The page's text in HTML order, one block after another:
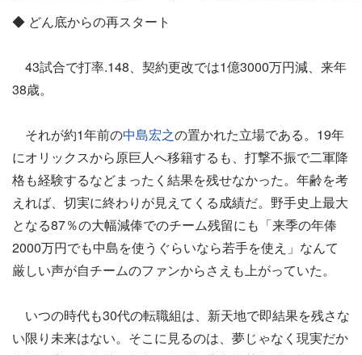
◆ どん底からの再スタート
43試合で打率.148、契約更改では1億3000万円減、来年
38歳。
それが約1年前の中島宏之の置かれた立場である。19年
にオリックスから原巨人へ移籍するも、打撃不振で二軍降
格も経験するなどまったく結果を残せなかった。年齢を考
えれば、切実に終わりが見えてくる成績だ。野手史上最大
となる87％の大幅減俸でのチーム残留にも「来季の年俸
2000万円でも中島を使うぐらいなら若手を使え」なんて
厳しい声が自チームのファンからさえも上がっていた。
いつの時代も30代の転職組は、新天地で即結果を残さな
い限り未来はない。そこに見るのは、夢じゃなく現実だか